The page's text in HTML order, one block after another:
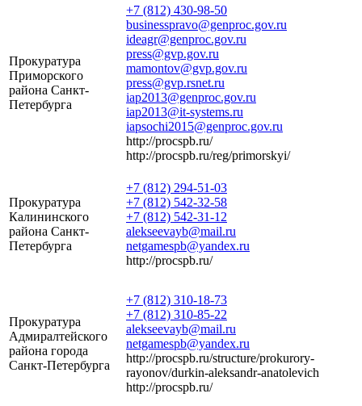
Прокуратура
Приморского
района Санкт-
Петербурга
+7 (812) 430-98-50
businesspravo@genproc.gov.ru
ideagr@genproc.gov.ru
press@gvp.gov.ru
mamontov@gvp.gov.ru
press@gvp.rsnet.ru
iap2013@genproc.gov.ru
iap2013@it-systems.ru
iapsochi2015@genproc.gov.ru
http://procspb.ru/
http://procspb.ru/reg/primorskyi/
Прокуратура
Калининского
района Санкт-
Петербурга
+7 (812) 294-51-03
+7 (812) 542-32-58
+7 (812) 542-31-12
alekseevayb@mail.ru
netgamespb@yandex.ru
http://procspb.ru/
Прокуратура
Адмиралтейского
района города
Санкт-Петербурга
+7 (812) 310-18-73
+7 (812) 310-85-22
alekseevayb@mail.ru
netgamespb@yandex.ru
http://procspb.ru/structure/prokurory-
rayonov/durkin-aleksandr-anatolevich
http://procspb.ru/